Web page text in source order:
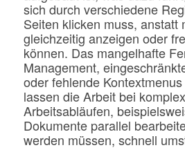
sich durch verschiedene
Seiten klicken muss, anstatt
gleichzeitig anzeigen oder
können. Das mangelhafte
Management,
oder fehlende
lassen die Arbeit bei
Arbeitsabläufen,
Dokumente parallel
werden müssen, schnell